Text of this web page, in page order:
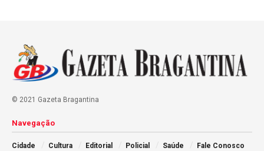
© 2021 Gazeta Bragantina
Navegação
Cidade Cultura Editorial Policial Saúde Fale Conosco